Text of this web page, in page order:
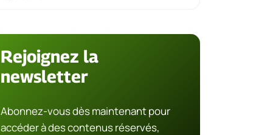
Rejoignez la
newsletter
Abonnez-vous dès maintenant pour
accéder à des contenus réservés,